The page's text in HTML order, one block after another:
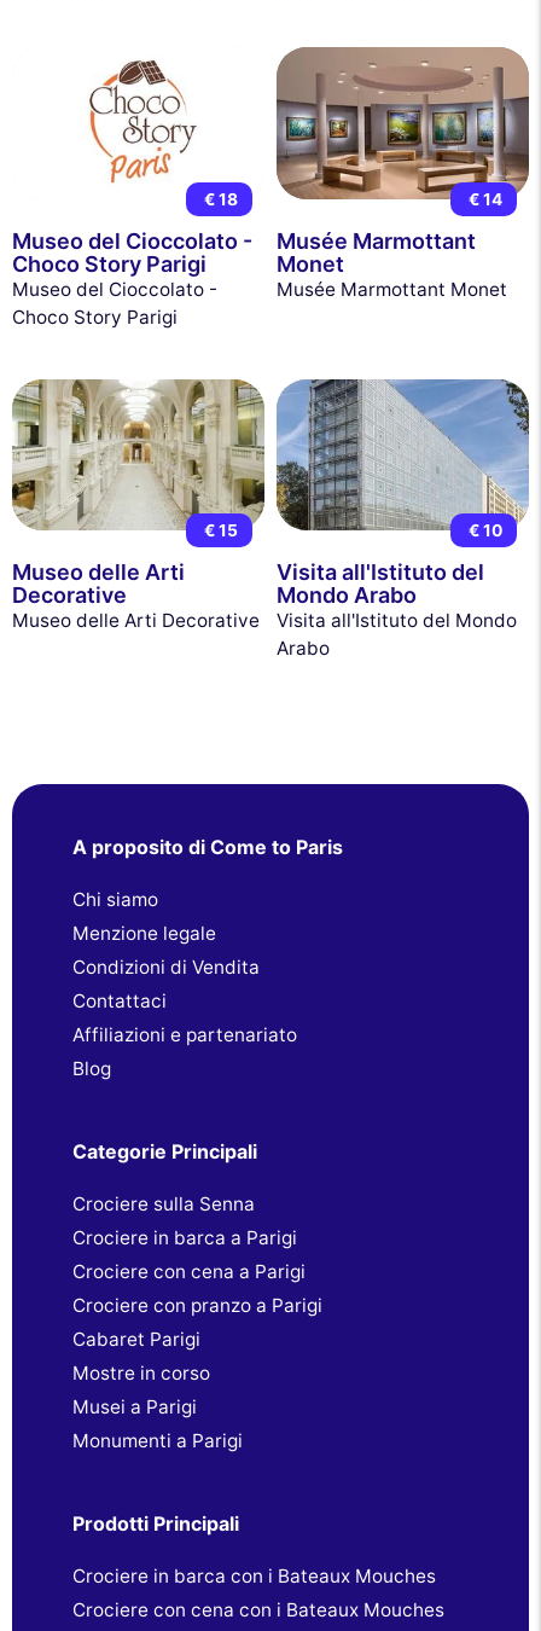
€ 18
Museo del Cioccolato -
Choco Story Parigi
Museo del Cioccolato -
Choco Story Parigi
€ 14
Musée Marmottant
Monet
Musée Marmottant Monet
€ 15
Museo delle Arti
Decorative
Museo delle Arti Decorative
€ 10
Visita all'Istituto del
Mondo Arabo
Visita all'Istituto del Mondo
Arabo
A proposito di Come to Paris
Chi siamo
Menzione legale
Condizioni di Vendita
Contattaci
Affiliazioni e partenariato
Blog
Categorie Principali
Crociere sulla Senna
Crociere in barca a Parigi
Crociere con cena a Parigi
Crociere con pranzo a Parigi
Cabaret Parigi
Mostre in corso
Musei a Parigi
Monumenti a Parigi
Prodotti Principali
Crociere in barca con i Bateaux Mouches
Crociere con cena con i Bateaux Mouches